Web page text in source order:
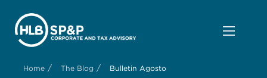
Home / The Blog / Bulletin Agosto